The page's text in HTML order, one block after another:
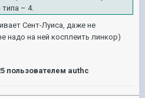
– 4.
Сент-Луиса, даже не
надо на ней косплеить линкор)
пользователем authc